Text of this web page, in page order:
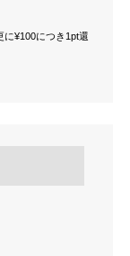
に¥100につき1pt還